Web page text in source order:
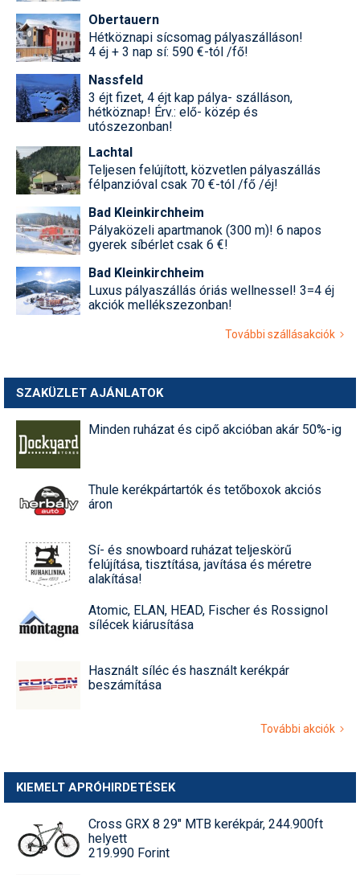
Obertauern
Hétköznapi sícsomag pályaszálláson!
4 éj + 3 nap sí: 590 €-tól /fő!
Nassfeld
3 éjt fizet, 4 éjt kap pálya- szálláson,
hétköznap! Érv.: elő- közép és
utószezonban!
Lachtal
Teljesen felújított, közvetlen pályaszállás
félpanzióval csak 70 €-tól /fő /éj!
Bad Kleinkirchheim
Pályaközeli apartmanok (300 m)! 6 napos
gyerek síbérlet csak 6 €!
Bad Kleinkirchheim
Luxus pályaszállás óriás wellnessel! 3=4 éj
akciók mellékszezonban!
További szállásakciók
SZAKÜZLET AJÁNLATOK
Minden ruházat és cipő akcióban akár 50%-ig
Thule kerékpártartók és tetőboxok akciós
áron
Sí- és snowboard ruházat teljeskörű
felújítása, tisztítása, javítása és méretre
alakítása!
Atomic, ELAN, HEAD, Fischer és Rossignol
sílécek kiárusítása
Használt síléc és használt kerékpár
beszámítása
További akciók
KIEMELT APRÓHIRDETÉSEK
Cross GRX 8 29" MTB kerékpár, 244.900ft
helyett
219.990 Forint